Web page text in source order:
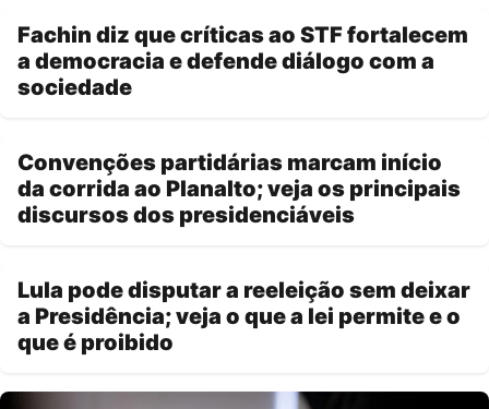
Fachin diz que críticas ao STF fortalecem
a democracia e defende diálogo com a
sociedade
Convenções partidárias marcam início
da corrida ao Planalto; veja os principais
discursos dos presidenciáveis
Lula pode disputar a reeleição sem deixar
a Presidência; veja o que a lei permite e o
que é proibido